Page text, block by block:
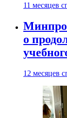
11 месяцев
о
12 месяцев